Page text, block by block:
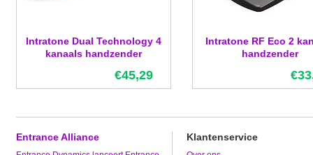
Intratone Dual Technology 4
kanaals handzender
€45,29
Intratone RF Eco 2
handzender
Entrance Alliance Klantenservice